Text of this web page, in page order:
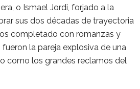
o Ismael Jordi, forjado a la
sus dos décadas de trayectoria
completado con romanzas y
la pareja explosiva de una
como los grandes reclamos del